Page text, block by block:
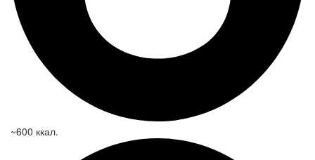
~600 ккал.